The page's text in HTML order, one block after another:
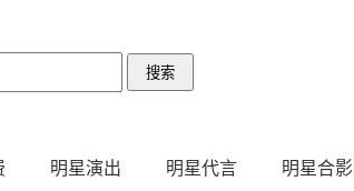
明星演出 明星代言 明星合影